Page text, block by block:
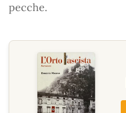
pecche.